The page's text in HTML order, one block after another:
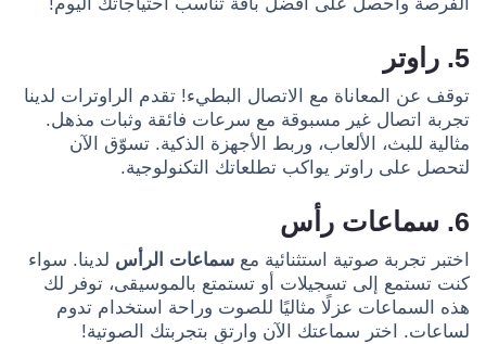
الفرصة واحصل على أفضل باقة تناسب احتياجاتك اليوم!
5. راوتر
توقف عن المعاناة مع الاتصال البطيء! تقدم الراوترات لدينا
تجربة اتصال غير مسبوقة مع سرعات فائقة وثبات مذهل.
مثالية للبث، الألعاب، وربط الأجهزة الذكية. تسوّق الآن
لتحصل على راوتر يواكب تطلعاتك التكنولوجية.
6. سماعات رأس
اختبر تجربة صوتية استثنائية مع سماعات الرأس لدينا. سواء
كنت تستمع إلى تسجيلات أو تستمتع بالموسيقى، توفر لك
هذه السماعات عزلًا مثاليًا للصوت وراحة استخدام تدوم
لساعات. اختر سماعتك الآن وارتقِ بتجربتك الصوتية!